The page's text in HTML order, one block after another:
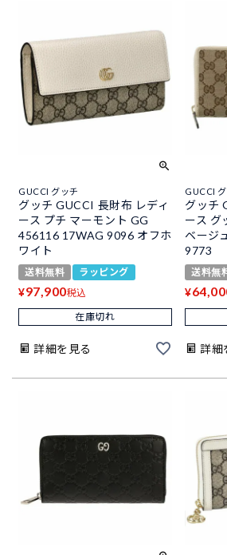
GUCCI グッチ
グッチ GUCCI 長財布 レディ
ース プチ マーモント GG
456116 17WAG 9096 オフホ
ワイト
送料無料 ラッピング
¥97,900税込
在庫切れ
詳細を見る
GUCCI
グッチ
ース グ
ベージ
9773
送料無
¥
詳細